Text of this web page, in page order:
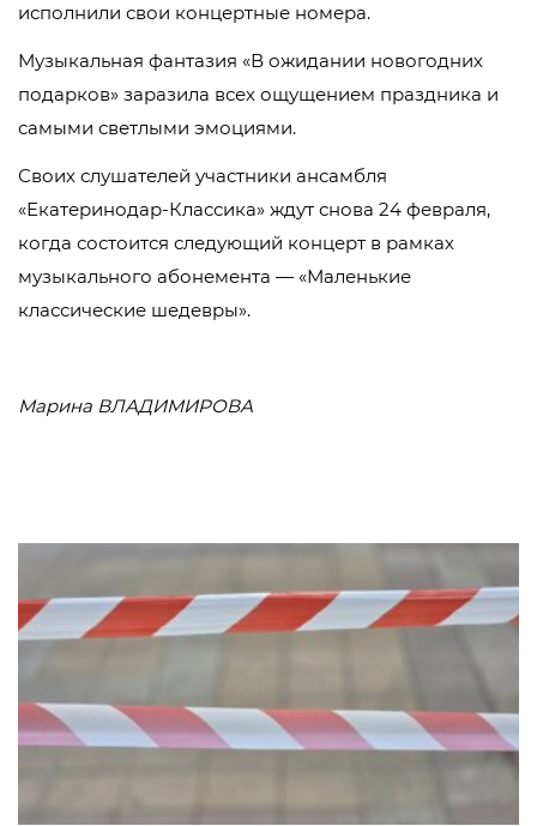
исполнили свои концертные номера.
Музыкальная фантазия «В ожидании новогодних
подарков» заразила всех ощущением праздника и
самыми светлыми эмоциями.
Своих слушателей участники ансамбля
«Екатеринодар-Классика» ждут снова 24 февраля,
когда состоится следующий концерт в рамках
музыкального абонемента — «Маленькие
классические шедевры».
Марина ВЛАДИМИРОВА